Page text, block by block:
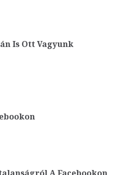
Is Ott Vagyunk